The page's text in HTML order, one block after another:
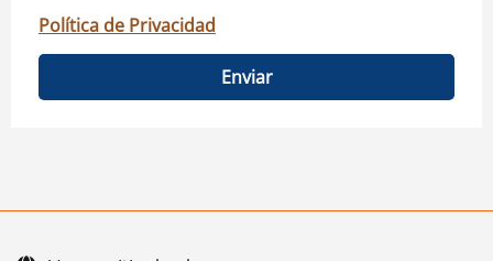
Política de Privacidad
Enviar